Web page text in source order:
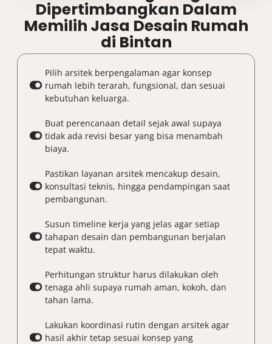
Dipertimbangkan Dalam
Memilih Jasa Desain Rumah
di Bintan
Pilih arsitek berpengalaman agar konsep
rumah lebih terarah, fungsional, dan sesuai
kebutuhan keluarga.
Buat perencanaan detail sejak awal supaya
tidak ada revisi besar yang bisa menambah
biaya.
Pastikan layanan arsitek mencakup desain,
konsultasi teknis, hingga pendampingan saat
pembangunan.
Susun timeline kerja yang jelas agar setiap
tahapan desain dan pembangunan berjalan
tepat waktu.
Perhitungan struktur harus dilakukan oleh
tenaga ahli supaya rumah aman, kokoh, dan
tahan lama.
Lakukan koordinasi rutin dengan arsitek agar
hasil akhir tetap sesuai konsep yang